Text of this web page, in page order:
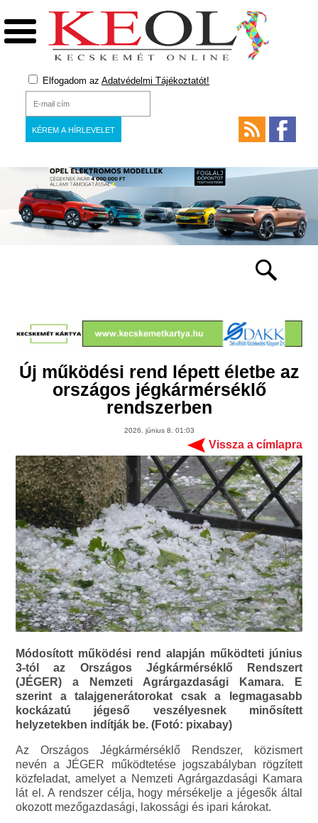
Elfogadom az Adatvédelmi Tájékoztatót!
Új működési rend lépett életbe az
országos jégkármérséklő
rendszerben
2026. június 8. 01:03
Vissza a címlapra
Módosított működési rend alapján működteti június
3-tól az Országos Jégkármérséklő Rendszert
(JÉGER) a Nemzeti Agrárgazdasági Kamara. E
szerint a talajgenerátorokat csak a legmagasabb
kockázatú jégeső veszélyesnek minősített
helyzetekben indítják be. (Fotó: pixabay)
Az Országos Jégkármérséklő Rendszer, közismert
nevén a JÉGER működtetése jogszabályban rögzített
közfeladat, amelyet a Nemzeti Agrárgazdasági Kamara
lát el. A rendszer célja, hogy mérsékelje a jégesők által
okozott mezőgazdasági, lakossági és ipari károkat.